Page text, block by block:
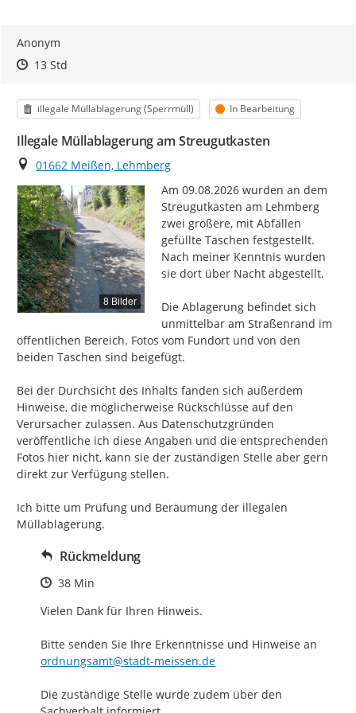
Anonym
Zeitpunkt des Erstellens
Zeitpunkt des Erstellens
13 StdZur Äußerung
Kategorie
illegale Müllablagerung (Sperrmüll) Status
In Bearbeitung
Illegale Müllablagerung am Streugutkasten
Ort
01662 Meißen, Lehmberg
8 Bilder
Am 09.08.2026 wurden an dem
Streugutkasten am Lehmberg
zwei größere, mit Abfällen
gefüllte Taschen festgestellt.
Nach meiner Kenntnis wurden
sie dort über Nacht abgestellt.
Die Ablagerung befindet sich
unmittelbar am Straßenrand im
öffentlichen Bereich. Fotos vom Fundort und von den
beiden Taschen sind beigefügt.
Bei der Durchsicht des Inhalts fanden sich außerdem
Hinweise, die möglicherweise Rückschlüsse auf den
Verursacher zulassen. Aus Datenschutzgründen
veröffentliche ich diese Angaben und die entsprechenden
Fotos hier nicht, kann sie der zuständigen Stelle aber gern
direkt zur Verfügung stellen.
Ich bitte um Prüfung und Beräumung der illegalen
Müllablagerung.
Rückmeldung
Zeitpunkt des Erstellens
38 Min
Vielen Dank für Ihren Hinweis.
ordnungsamt@stadt-meissen.de
Die zuständige Stelle wurde zudem über den